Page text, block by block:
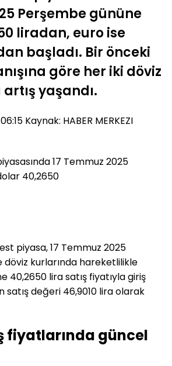
Perşembe gününe
liradan, euro ise
başladı. Bir önceki
göre her iki döviz
yaşandı.
Kaynak: HABER MERKEZI
piyasa, 17 Temmuz 2025
döviz kurlarında hareketlilikle
40,2650 lira satış fiyatıyla giriş
satış değeri 46,9010 lira olarak
fiyatlarında güncel